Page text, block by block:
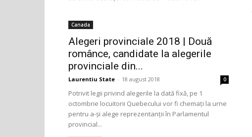
Canada
Alegeri provinciale 2018 | Două
românce, candidate la alegerile
provinciale din...
Laurentiu State - 18 august 2018 0
Potrivit legii privind alegerile la dată fixă, pe 1
octombrie locuitorii Quebecului vor fi chemați la urne
pentru a-și alege reprezentanții în Parlamentul
provincial...